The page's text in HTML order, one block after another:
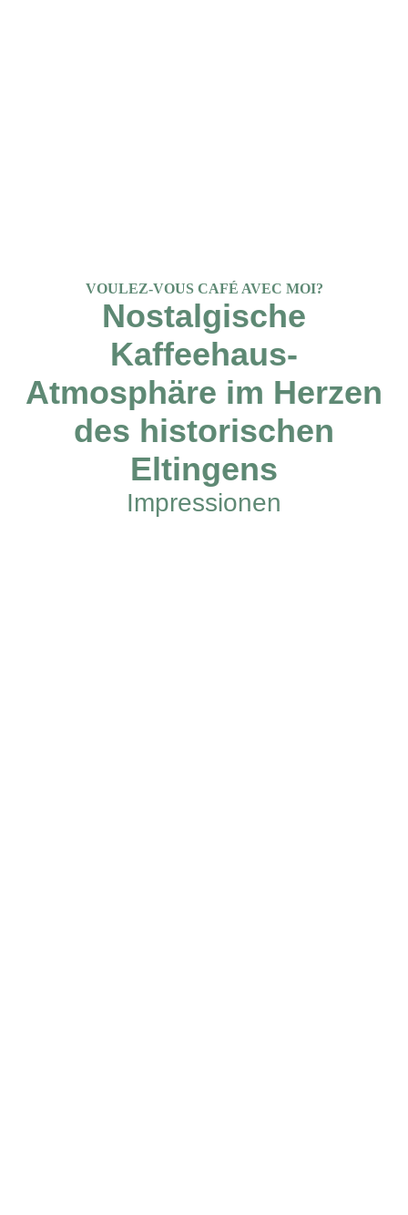
VOULEZ-VOUS CAFÉ AVEC MOI?
Nostalgische
Kaffeehaus-
Atmosphäre im Herzen
des historischen
Eltingens
Impressionen